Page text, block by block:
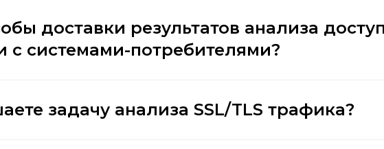
доставки результатов анализа
с системами-потребителями?
задачу анализа SSL/TLS трафика?